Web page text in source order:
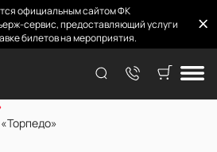
официальным сайтом ФК
сервис, предоставляющий услуги
билетов на мероприятия.